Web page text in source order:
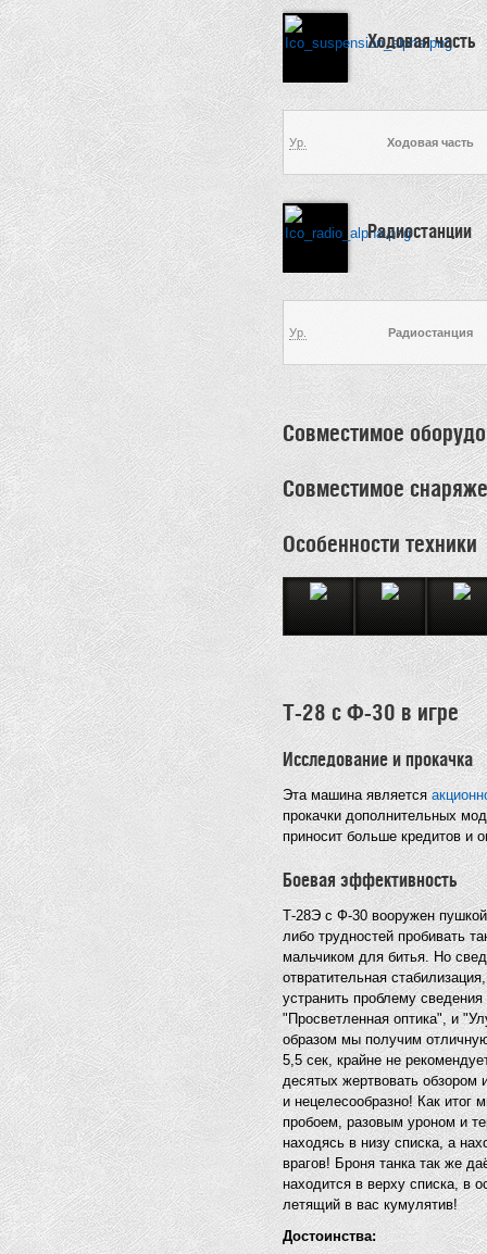
Ходовая часть
Ур. Ходовая часть
Радиостанции
Ур. Радиостанция
Совместимое
Совместимое
Особенности техники
Т-28 с Ф-30 в игре
Исследование и прокачка
Эта машина является
прокачки дополнительных
приносит больше кредитов и
Боевая эффективность
Т-28Э с Ф-30 вооружен пушкой
либо трудностей пробивать
мальчиком для битья. Но
отвратительная
устранить проблему
"Просветленная оптика", и
образом мы получим
5,5 сек, крайне не
десятых жертвовать обзором
и нецелесообразно! Как
пробоем, разовым уроном и
находясь в низу списка, а
врагов! Броня танка так же
находится в верху списка, в
летящий в вас кумулятив!
Достоинства: